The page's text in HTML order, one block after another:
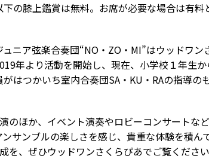
下の膝上鑑賞は無料。お席が必要な場合は有料
ニア弦楽合奏団“NO・ZO・MI”はウッドワン
年より活動を開始し、現在、小学校１年生
はつかいち室内合奏団SA・KU・RAの指導の
のほか、イベント演奏やロビーコンサートな
サンブルの楽しさを感じ、貴重な体験を積ん
を、ぜひウッドワンさくらぴあでご覧くださ